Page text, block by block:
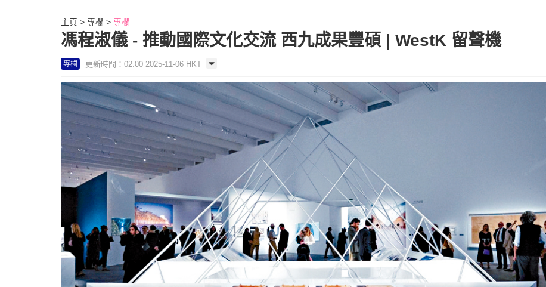
主頁 專欄 專欄
馮程淑儀 - 推動國際文化交流 西九成果豐碩 | WestK 留聲機
專欄 更新時間：02:00 2025-11-06 HKT